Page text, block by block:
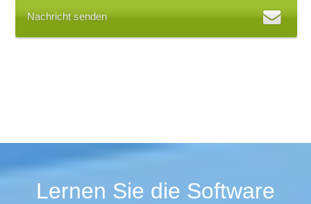
Nachricht senden
Lernen Sie die Software